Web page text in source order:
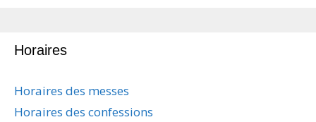
Horaires
Horaires des messes
Horaires des confessions